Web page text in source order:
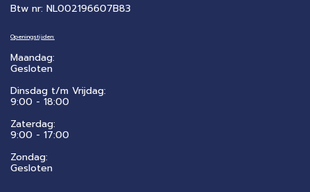
Btw nr: NL002196607B83
Openingstijden:
Maandag:
Gesloten
Dinsdag t/m Vrijdag:
9:00 - 18:00
Zaterdag:
​9:00 - 17:00
Zondag:
Gesloten